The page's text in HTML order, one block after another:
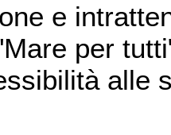
e
per
alle